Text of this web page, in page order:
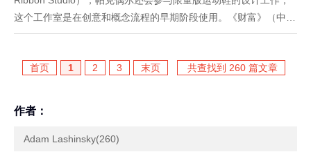
这个工作室是在创意和概念流程的早期阶段使用。《财富》（中文
版）—— “现在是让媒体发现马克•帕克（Mark Parker）的时候
首页
1 2 3 末页 共查找到 260 篇文章
作者：
Adam Lashinsky(260)